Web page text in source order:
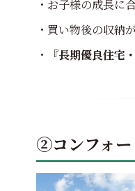
・お子様の成長に
・買い物後の収納
・
『長期優良住宅
②コンフォ